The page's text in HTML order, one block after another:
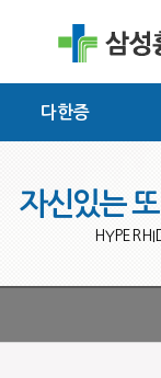
다한증
자신있는